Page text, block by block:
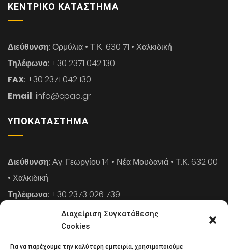
Διαχείριση Συγκατάθεσης
Cookies
Για να παρέχουμε την καλύτερη εμπειρία, χρησιμοποιούμε
ΚΕΝΤΡΙΚΌ ΚΑΤΆΣΤΗΜΑ
Διεύθυνση: Ορμύλια • Τ.Κ. 630 71 • Χαλκιδική
Τηλέφωνο: +30 2371 042 130
FAX: +30 2371 042 130
Email: info@cpaa.gr
ΥΠΟΚΑΤΆΣΤΗΜΑ
Διεύθυνση: Αγ. Γεωργίου 14 • Νέα Μουδανιά • Τ.Κ. 632 00
• Χαλκιδική
Τηλέφωνο: +30 2373 026 739
: +30 2373 026 739
: info@cpaa.gr